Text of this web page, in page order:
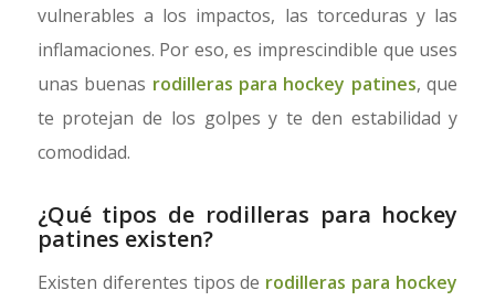
vulnerables a los impactos, las torceduras y las
inflamaciones. Por eso, es imprescindible que uses
unas buenas rodilleras para hockey patines, que
te protejan de los golpes y te den estabilidad y
comodidad.
¿Qué tipos de rodilleras para hockey
patines existen?
Existen diferentes tipos de rodilleras para hockey